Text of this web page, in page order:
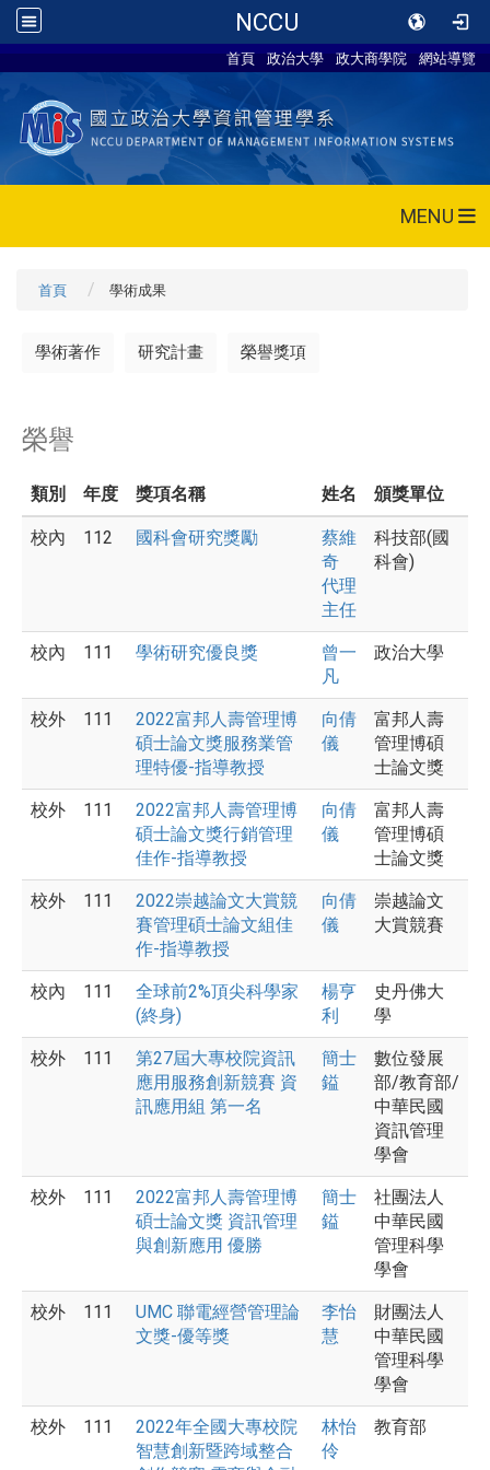
NCCU
首頁 政治大學 政大商學院 網站導覽
MENU
首頁 學術成果
學術著作 研究計畫 榮譽獎項
榮譽
類別 年度 獎項名稱 姓名 頒獎單位
校內 112 國科會研究獎勵
蔡維
奇
代理
主任
科技部(國
科會)
校內 111 學術研究優良獎
曾一
凡
政治大學
校外 111
2022富邦人壽管理博
碩士論文獎服務業管
理特優-指導教授
向倩
儀
富邦人壽
管理博碩
士論文獎
校外 111
2022富邦人壽管理博
碩士論文獎行銷管理
佳作-指導教授
向倩
儀
富邦人壽
管理博碩
士論文獎
校外 111
2022崇越論文大賞競
賽管理碩士論文組佳
作-指導教授
向倩
儀
崇越論文
大賞競賽
校內 111
全球前2%頂尖科學家
(終身)
楊亨
利
史丹佛大
學
校外 111
第27屆大專校院資訊
應用服務創新競賽 資
訊應用組 第一名
簡士
鎰
數位發展
部/教育部/
中華民國
資訊管理
學會
校外 111
2022富邦人壽管理博
碩士論文獎 資訊管理
與創新應用 優勝
簡士
鎰
社團法人
中華民國
管理科學
學會
校外 111
UMC 聯電經營管理論
文獎-優等獎
李怡
慧
財團法人
中華民國
管理科學
學會
校外 111
2022年全國大專校院
智慧創新暨跨域整合
林怡
伶
教育部